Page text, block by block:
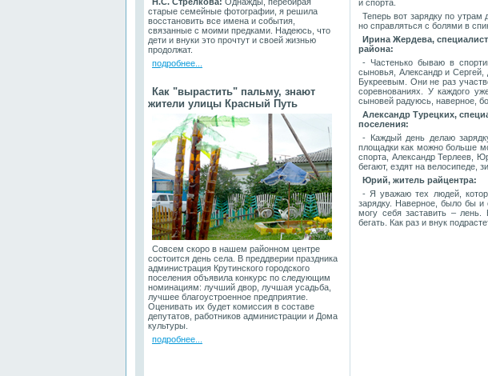
старые семейные фотографии, я решила
восстановить все имена и события,
связанные с моими предками. Надеюсь, что
дети и внуки это прочтут и своей жизнью
продолжат.
подробнее...
Как "вырастить" пальму, знают
жители улицы Красный Путь
Совсем скоро в нашем районном центре
состоится день села. В преддверии праздника
администрация Крутинского городского
поселения объявила конкурс по следующим
номинациям: лучший двор, лучшая усадьба,
лучшее благоустроенное предприятие.
Оценивать их будет комиссия в составе
депутатов, работников администрации и Дома
культуры.
подробнее...
и спорта.
Теперь вот зарядку по утрам
но справляться с болями в
Ирина Жердева,
района:
- Частенько бываю в
сыновья, Александр и
Букреевым. Они не раз
соревнованиях. У каждого
сыновей радуюсь, наверное,
Александр Турецких,
поселения:
- Каждый день делаю
площадки как можно больше
спорта, Александр Терлеев,
бегают, ездят на велосипеде,
Юрий, житель райцентра:
- Я уважаю тех людей,
зарядку. Наверное, было бы и
могу себя заставить –
бегать. Как раз и внук